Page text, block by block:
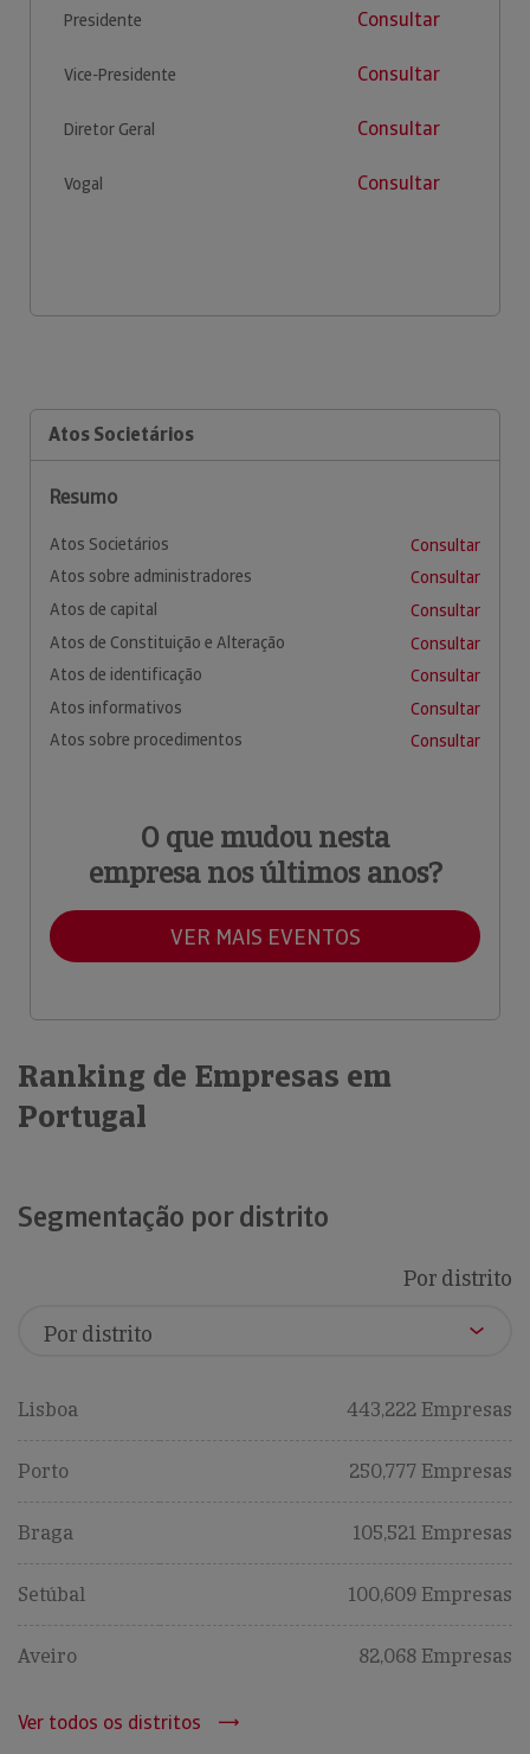
Presidente Consultar
Vice-Presidente Consultar
Diretor Geral Consultar
Vogal Consultar
Atos Societários
Resumo
Atos Societários
Consultar
Atos sobre administradores
Consultar
Atos de capital
Consultar
Atos de Constituição e Alteração
Consultar
Atos de identificação
Consultar
Atos informativos
Consultar
Atos sobre procedimentos
Consultar
O que mudou nesta
empresa nos últimos anos?
VER MAIS EVENTOS
Ranking de Empresas em
Portugal
Segmentação por distrito
Por distrito
Lisboa 443,222 Empresas
Porto 250,777 Empresas
Braga 105,521 Empresas
Setúbal 100,609 Empresas
Aveiro 82,068 Empresas
Ver todos os distritos